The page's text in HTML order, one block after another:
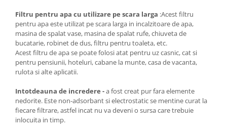
Filtru pentru apa cu utilizare pe scara larga :Acest filtru
pentru apa este utilizat pe scara larga in incalzitoare de apa,
masina de spalat vase, masina de spalat rufe, chiuveta de
bucatarie, robinet de dus, filtru pentru toaleta, etc.
Acest filtru de apa se poate folosi atat pentru uz casnic, cat si
pentru pensiunii, hoteluri, cabane la munte, casa de vacanta,
rulota si alte aplicatii.
Intotdeauna de incredere -a fost creat pur fara elemente
nedorite. Este non-adsorbant si electrostatic se mentine curat la
fiecare filtrare, astfel incat nu va deveni o sursa care trebuie
inlocuita in timp.